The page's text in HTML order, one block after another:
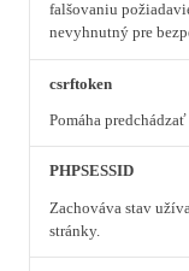
falšovaniu
nevyhnutný pre
csrftoken
Pomáha
PHPSESSID
Zachováva stav
stránky.